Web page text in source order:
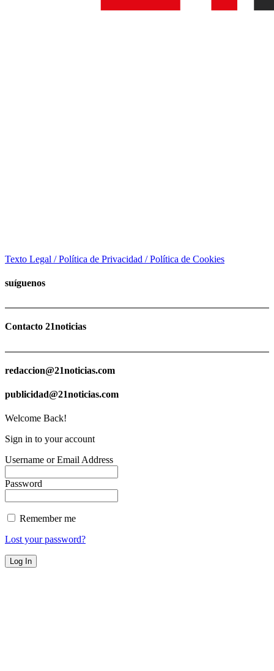
Texto Legal / Política de Privacidad / Política de Cookies
suíguenos
Contacto 21noticias
redaccion@21noticias.com
publicidad@21noticias.com
Welcome Back!
Sign in to your account
Username or Email Address
Password
Remember me
Lost your password?